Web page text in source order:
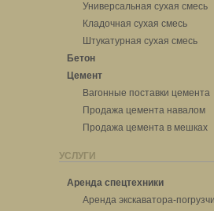
Универсальная сухая смесь
Кладочная сухая смесь
Штукатурная сухая смесь
Бетон
Цемент
Вагонные поставки цемента
Продажа цемента навалом
Продажа цемента в мешках
УСЛУГИ
Аренда спецтехники
Аренда экскаватора-